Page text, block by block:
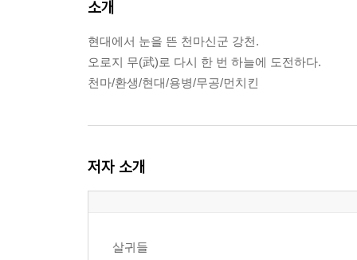
소개
현대에서 눈을 뜬 천마신군 강천.
오로지 무(武)로 다시 한 번 하늘에 도전하다.
천마/환생/현대/용병/무공/먼치킨
저자 소개
살귀들